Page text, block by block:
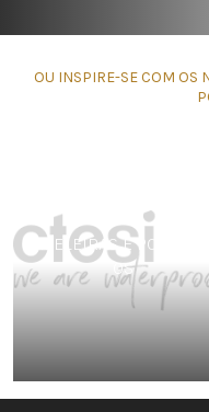
OU INSPIRE-SE COM OS
PAPELEIRAS E PORTA ROL
OS